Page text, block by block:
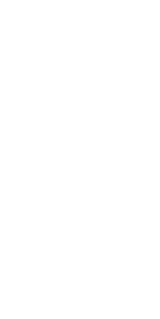
รรณ เจาะ quantity